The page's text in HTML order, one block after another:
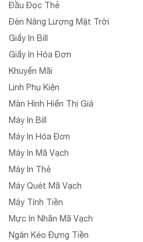
Đầu Đọc Thẻ
Đèn Năng Lượng Mặt Trời
Giấy In Bill
Giấy In Hóa Đơn
Khuyến Mãi
Linh Phụ Kiện
Màn Hình Hiển Thị Giá
Máy In Bill
Máy In Hóa Đơn
Máy In Mã Vạch
Máy In Thẻ
Máy Quét Mã Vạch
Máy Tính Tiền
Mực In Nhãn Mã Vạch
Ngăn Kéo Đựng Tiền